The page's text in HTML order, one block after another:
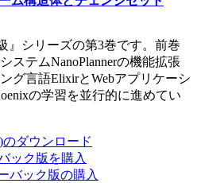
』シリーズの第3巻です。前巻
ステムNanoPlannerの機能拡張
グ言語ElixirとWebアプリケーシ
の学習を並行的に進めてい
ダウンロード
ック版を購入
バック版の購入